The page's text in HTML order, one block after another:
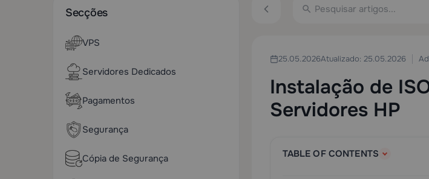
Secções
VPS
Servidores Dedicados
Pagamentos
Segurança
Cópia de Segurança
25.05.2026Atualizado: 25.05.2026
Instalação de
Servidores HP
TABLE OF CONTENTS